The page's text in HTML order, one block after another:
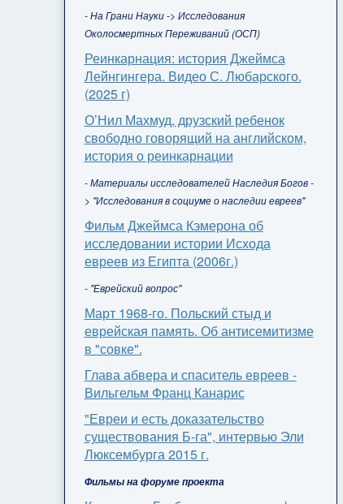
- На Грани Науки -> Исследования
Околосмертных Переживаний (ОСП)
Реинкарнация: история Джеймса
Лейнгингера. Видео С. Любарского.
(2025 г)
О’Нил Махмуд, друзский ребенок
свободно говорящий на английском,
история о реинкарнации
- Материалы исследователей Наследия Богов -
> "Исследования в социуме о наследии евреев"
Фильм Джеймса Кэмерона об
исследовании истории Исхода
евреев из Египта (2006г.)
- "Еврейский вопрос"
Март 1968-го. Польский стыд и
еврейская память. Об антисемитизме
в "совке".
Глава абвера и спаситель евреев -
Вильгельм Франц Канарис
"Евреи и есть доказательство
существования Б-га", интервью Эли
Люксембурга 2015 г.
Фильмы на форуме проекта